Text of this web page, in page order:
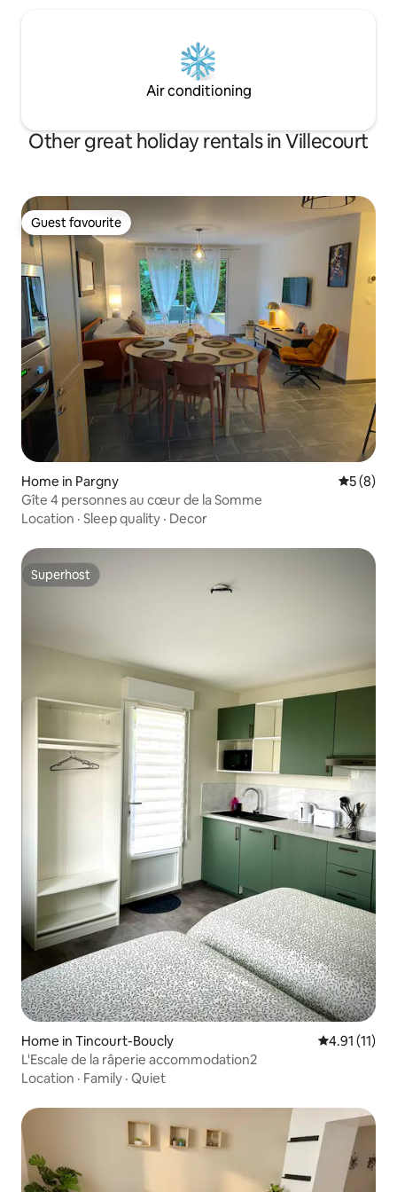
Air conditioning
Other great holiday rentals in Villecourt
Guest favourite
Guest favourite
Home in Pargny 5 out of
5 (8)
Gîte 4 personnes au cœur de la Somme
Location · Sleep quality · Decor
Superhost
Superhost
Home in Tincourt-Boucly 4.91 out of 5
4.91 (11)
L'Escale de la râperie accommodation2
Location · Family · Quiet